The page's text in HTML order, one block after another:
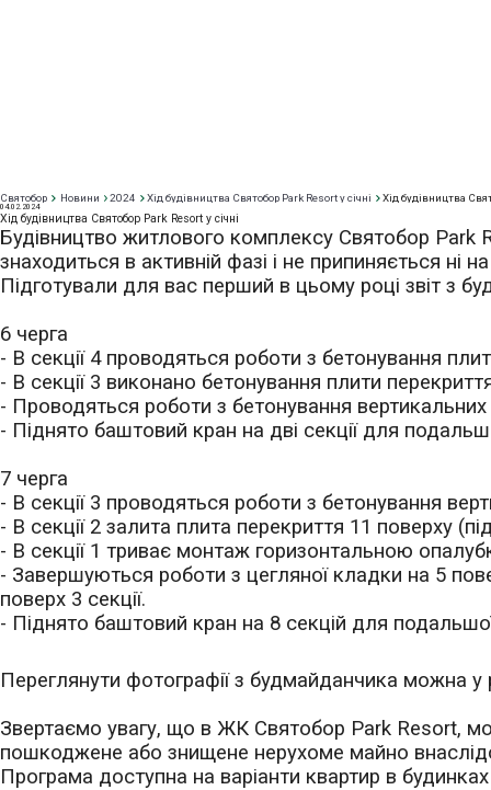
Святобор Новини 2024 Хід будівництва Святобор Park Resort у січні Хід будівництва
04.02.2024
Хід будівництва Святобор Park Resort у січні
Будівництво житлового комплексу Святобор Park
знаходиться в активній фазі і не припиняється ні
Підготували для вас перший в цьому році звіт з
6 черга
- В секції4 проводяться роботи з бетонування
- В секції3 виконано бетонування плити
- Проводяться роботи з бетонування
- Піднято баштовий кран на дві секції для
7 черга
- В секції3 проводяться роботи з бетонування
- В секції 2 залита плита перекриття 11 поверху
- В секції 1 триває монтаж горизонтальною
- Завершуються роботи з цегляноїкладки на 5
поверх 3 секції.
- Піднято баштовий кран на 8 секцій для
Переглянути фотографії з будмайданчика можна у
Звертаємо увагу, що в ЖК Святобор Park Resort,
пошкоджене або знищене нерухоме майно
Програма доступна на варіанти квартир в
Park Resort Святобор